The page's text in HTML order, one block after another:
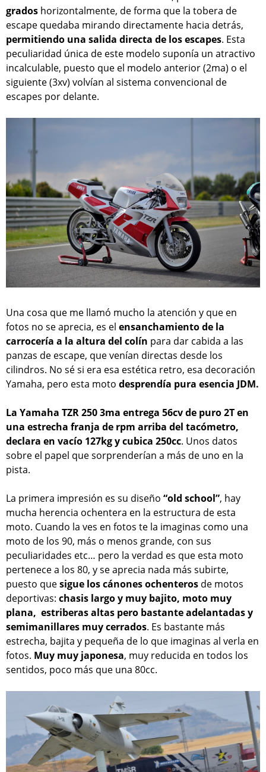
grados horizontalmente, de forma que la tobera de
escape quedaba mirando directamente hacia detrás,
permitiendo una salida directa de los escapes. Esta
peculiaridad única de este modelo suponía un atractivo
incalculable, puesto que el modelo anterior (2ma) o el
siguiente (3xv) volvían al sistema convencional de
escapes por delante.
Una cosa que me llamó mucho la atención y que en
fotos no se aprecia, es el ensanchamiento de la
carrocería a la altura del colín para dar cabida a las
panzas de escape, que venían directas desde los
cilindros. No sé si era esa estética retro, esa decoración
Yamaha, pero esta moto desprendía pura esencia JDM.
La Yamaha TZR 250 3ma entrega 56cv de puro 2T en
una estrecha franja de rpm arriba del tacómetro,
declara en vacío 127kg y cubica 250cc. Unos datos
sobre el papel que sorprenderían a más de uno en la
pista.
La primera impresión es su diseño “old school”, hay
mucha herencia ochentera en la estructura de esta
moto. Cuando la ves en fotos te la imaginas como una
moto de los 90, más o menos grande, con sus
peculiaridades etc… pero la verdad es que esta moto
pertenece a los 80, y se aprecia nada más subirte,
puesto quesigue los cánones ochenteros de motos
deportivas: chasis largo y muy bajito, moto muy
plana, estriberas altas pero bastante adelantadas y
semimanillares muy cerrados. Es bastante más
estrecha, bajita y pequeña de lo que imaginas al verla en
fotos. Muy muy japonesa, muy reducida en todos los
sentidos, poco más que una 80cc.